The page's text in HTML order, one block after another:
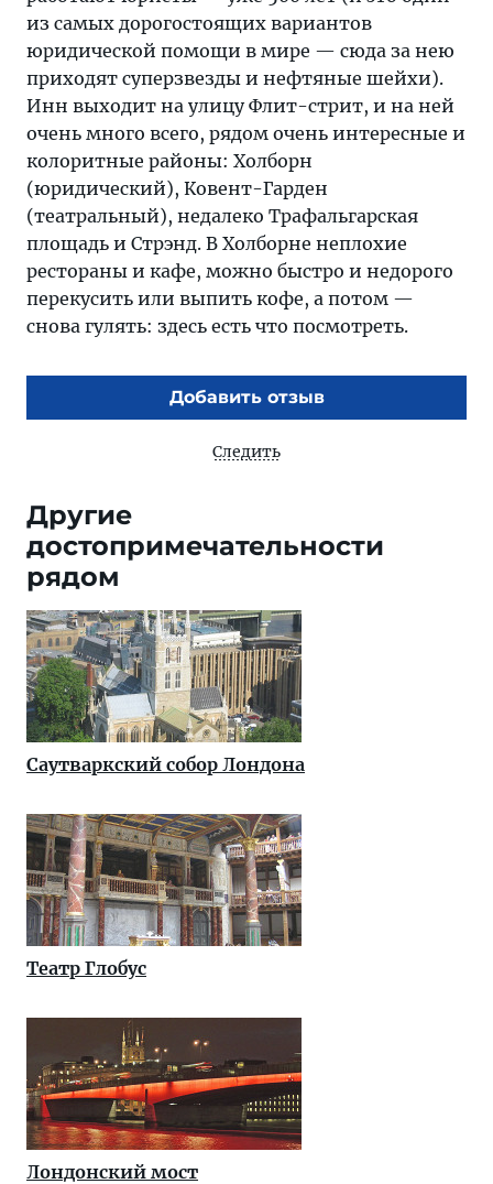
из самых дорогостоящих вариантов
юридической помощи в мире — сюда за нею
приходят суперзвезды и нефтяные шейхи).
Инн выходит на улицу Флит-стрит, и на ней
очень много всего, рядом очень интересные и
колоритные районы: Холборн
(юридический), Ковент-Гарден
(театральный), недалеко Трафальгарская
площадь и Стрэнд. В Холборне неплохие
рестораны и кафе, можно быстро и недорого
перекусить или выпить кофе, а потом —
снова гулять: здесь есть что посмотреть.
Добавить отзыв
Следить
Другие
достопримечательности
рядом
Саутваркский собор Лондона
Театр Глобус
Лондонский мост